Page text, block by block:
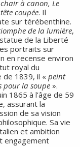
à canon, Le
coupée. Il
sur térébenthine.
de la lumière,
de la Liberté
portraits sur
en recense environ
royal du
de 1839, il « peint
pour la soupe ».
1865 à l’âge de 59
assurant la
de sa vision
Sa vie
et ambition
engagement